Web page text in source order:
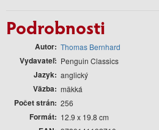
Podrobnosti
Autor Thomas Bernhard
Vydavateľ Penguin Classics
Jazyk anglický
Väzba mäkká
Počet strán 256
Formát 12.9 x 19.8 cm